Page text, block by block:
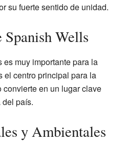
su fuerte sentido de unidad.
Wells
muy importante para la
el centro principal para la
en un lugar clave
país.
y Ambientales